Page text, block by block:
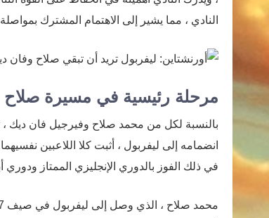
النادي ، مما يشير إلى الاهتمام المشترك
مرحلة رئيسية في مسيرة صلاح
بالنسبة لكل من محمد صلاح وفيرجيل فان ديك ،
انضمامه إلى ليفربول ، أثبت كلا اللاعبين
في ذلك الفوز بالدوري الإنجليزي الممتاز ودوري